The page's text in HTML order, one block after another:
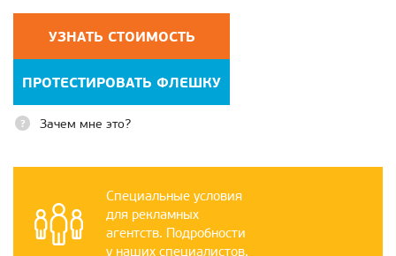
УЗНАТЬ СТОИМОСТЬ
ПРОТЕСТИРОВАТЬ ФЛЕШКУ
Зачем мне это?
Специальные условия
для рекламных
агентств. Подробности
у наших специалистов.